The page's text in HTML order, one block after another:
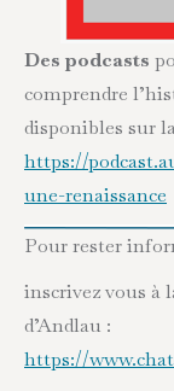
Des podcasts
comprendre
disponibles sur
https://
une-renaissance
Pour rester
inscrivez vous à
d’Andlau :
https://